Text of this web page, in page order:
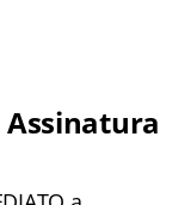
Assinatura